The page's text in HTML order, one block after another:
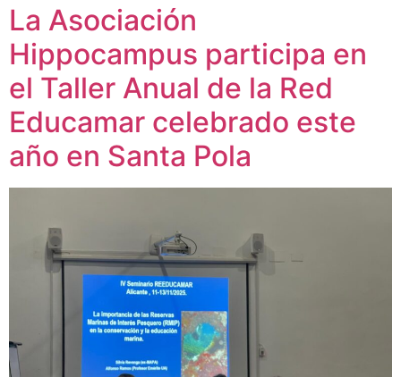
La Asociación
Hippocampus participa en
el Taller Anual de la Red
Educamar celebrado este
año en Santa Pola